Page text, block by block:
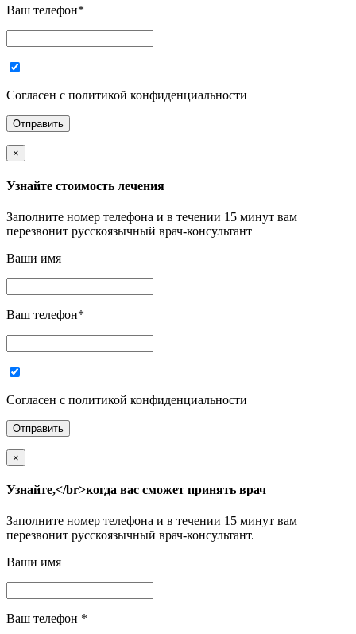
Ваш телефон*
Согласен с политикой конфиденциальности
×
Узнайте стоимость лечения
Заполните номер телефона и в течении 15 минут вам
перезвонит русскоязычный врач-консультант
Ваши имя
Ваш телефон*
Согласен с политикой конфиденциальности
×
Узнайте,</br>когда вас сможет принять врач
Заполните номер телефона и в течении 15 минут вам
перезвонит русскоязычный врач-консультант.
Ваши имя
Ваш телефон *